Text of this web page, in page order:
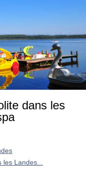
dans les
Landes...